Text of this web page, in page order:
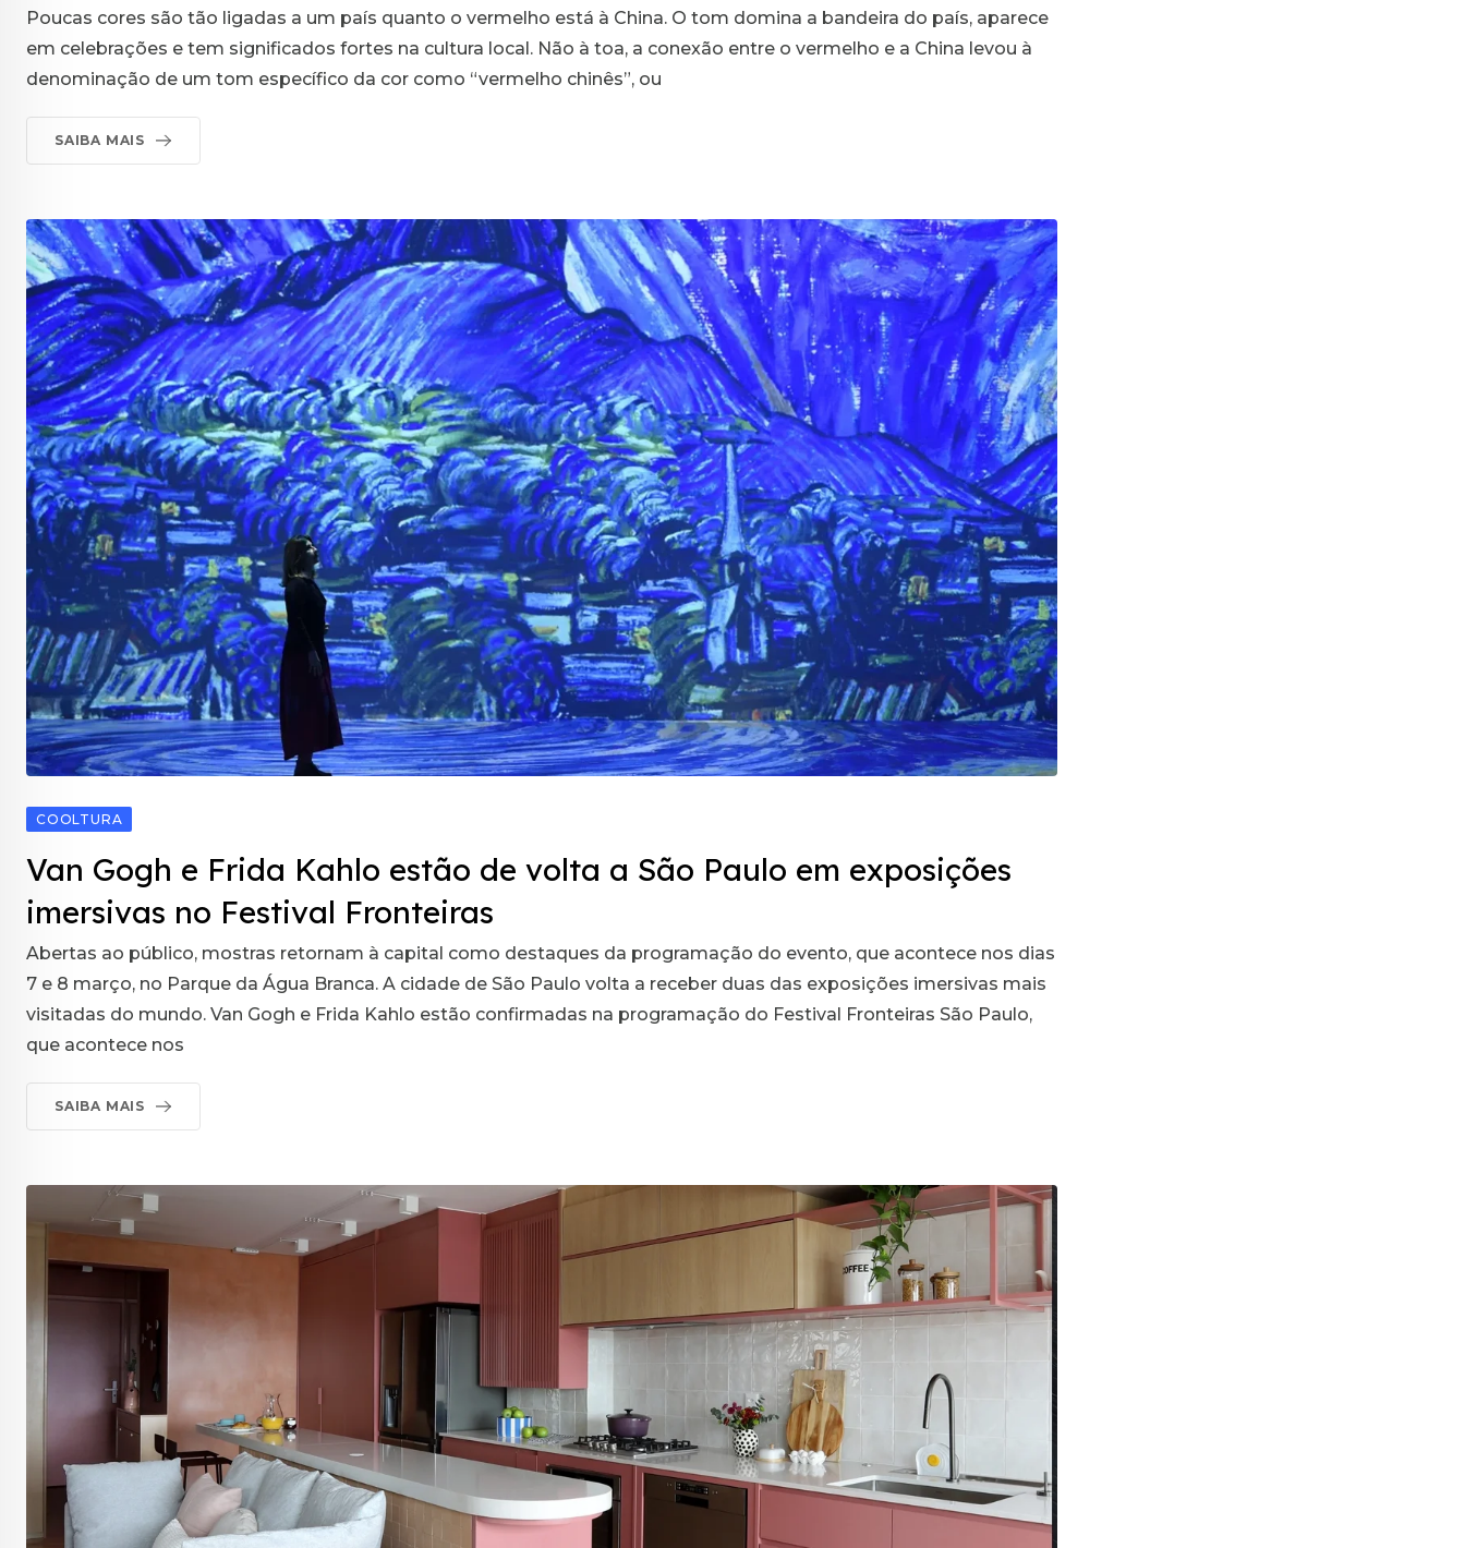
Poucas cores são tão ligadas a um país quanto o vermelho está à China. O tom domina a bandeira do país, aparece
em celebrações e tem significados fortes na cultura local. Não à toa, a conexão entre o vermelho e a China levou à
denominação de um tom específico da cor como “vermelho chinês”, ou
SAIBA MAIS
COOLTURA
Van Gogh e Frida Kahlo estão de volta a São Paulo em exposições
imersivas no Festival Fronteiras
Abertas ao público, mostras retornam à capital como destaques da programação do evento, que acontece nos dias
7 e 8 março, no Parque da Água Branca. A cidade de São Paulo volta a receber duas das exposições imersivas mais
visitadas do mundo. Van Gogh e Frida Kahlo estão confirmadas na programação do Festival Fronteiras São Paulo,
que acontece nos
SAIBA MAIS